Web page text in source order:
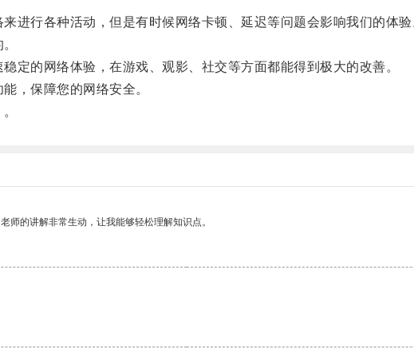
行各种活动，但是有时候网络卡顿、延迟等问题会影响我们的体验
的网络体验，在游戏、观影、社交等方面都能得到极大的改善。
，保障您的网络安全。
师的讲解非常生动，让我能够轻松理解知识点。